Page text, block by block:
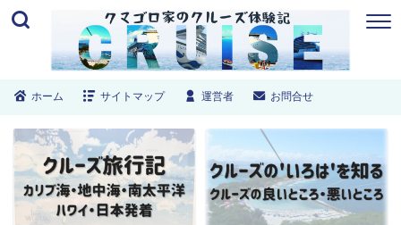
ホーム サイトマップ 運営者 お問合せ